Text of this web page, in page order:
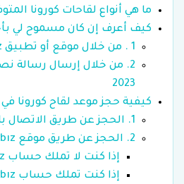
ما هي أنواع لقاحات كورونا
كيف أعرف إن كان مسموح لي
1 . من خلال موقع أو تطبيق e–Nabız
2023
كيفية حجز موعد لقاح كورونا في
1. الحجز عن طريق الاتصال بالرقم 182
2. الحجز عن طريق موقع e–Nabız
إذا كنت لا تملك حساب e–Nabız
إذا كنت تملك حساب e–Nabız